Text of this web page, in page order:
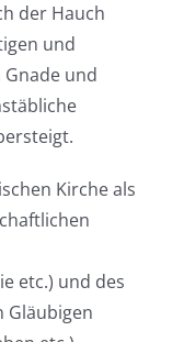
der Hauch
und
und
Kirche als
etc.) und des
Gläubigen